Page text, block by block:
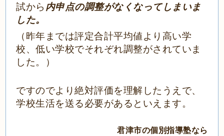
試から 内申点の調整がなくなってしまいま
した。
（昨年までは評定合計平均値より高い学
校、低い学校でそれぞれ調整がされていま
した。）
ですのでより絶対評価を理解したうえで、
学校生活を送る必要があるといえます。
君津市の個別指導塾なら